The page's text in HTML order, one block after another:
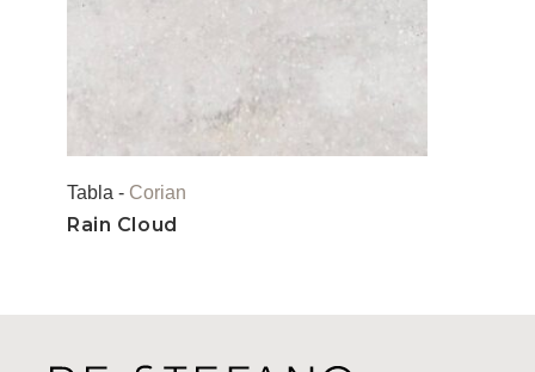
Tabla - Corian
Rain Cloud